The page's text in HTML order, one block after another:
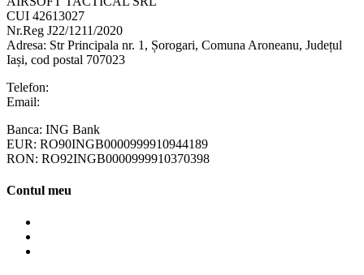
CUI 42613027
Nr.Reg J22/1211/2020
Adresa: Str Principala nr. 1 , Șorogari, Comuna Aroneanu, Județul
Iași, cod postal 707023
Telefon:
Email:
Banca: ING Bank
EUR: RO90INGB0000999910944189
RON: RO92INGB0000999910370398
Contul meu